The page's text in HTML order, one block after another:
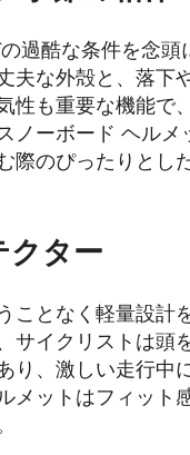
過酷な条件を念
夫な外殻と、落下
性も重要な機能で
ーボード ヘル
際のぴったりとし
クター
ことなく軽量設計
イクリストは頭
り、激しい走行中
メットはフィット